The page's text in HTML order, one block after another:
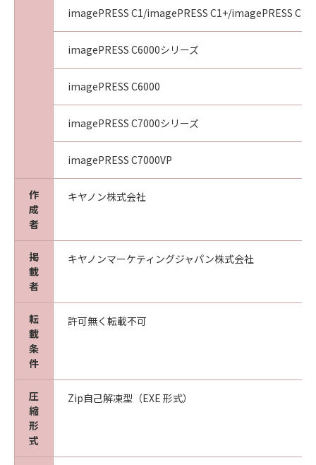
imagePRESS C1/imagePRESS C1+/imagePRESS
imagePRESS C6000シリーズ
imagePRESS C6000
imagePRESS C7000シリーズ
imagePRESS C7000VP
作
成
者
キヤノン株式会社
掲
載
者
キヤノンマーケティングジャパン株式会社
転
載
条
件
許可無く転載不可
圧
縮
形
式
Zip自己解凍型（EXE 形式）